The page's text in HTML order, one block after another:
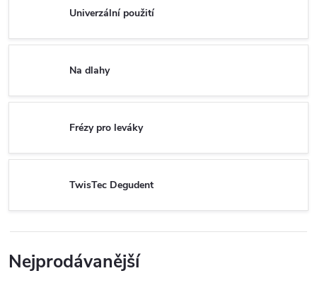
Univerzální použití
Na dlahy
Frézy pro leváky
TwisTec Degudent
Nejprodávanější